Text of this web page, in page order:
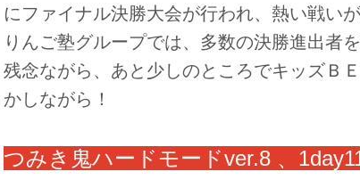
にファイナル決勝大会が行われ、熱い戦い
りんご塾グループでは、多数の決勝進出者
残念ながら、あと少しのところでキッズＢ
かしながら！
つみき鬼ハードモードver.8 、